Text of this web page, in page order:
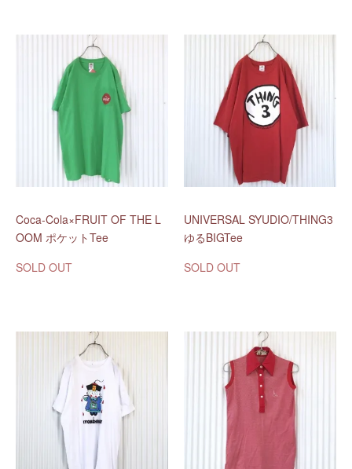
Coca-Cola×FRUIT OF THE L
OOM ポケットTee
SOLD OUT
UNIVERSAL SYUDIO/THING3
ゆるBIGTee
SOLD OUT